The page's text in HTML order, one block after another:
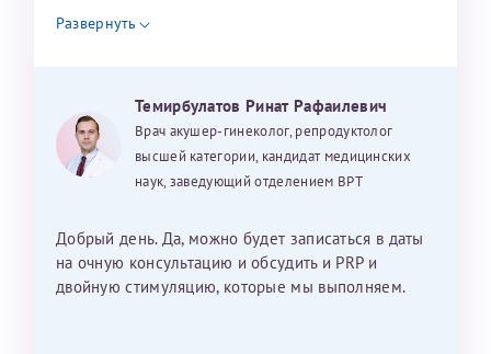
Развернуть
Темирбулатов Ринат Рафаилевич
Врач акушер-гинеколог, репродуктолог
высшей категории, кандидат медицинских
наук, заведующий отделением ВРТ
Добрый день. Да, можно будет записаться в даты
на очную консультацию и обсудить и PRP и
двойную стимуляцию, которые мы выполняем.